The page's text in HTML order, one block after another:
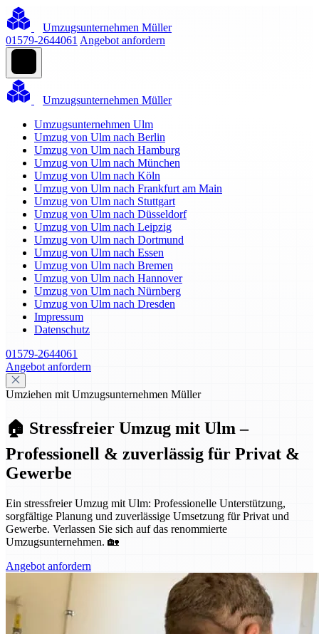
Umzugsunternehmen Müller
01579-2644061 Angebot anfordern
Umzugsunternehmen Müller
Umzugsunternehmen Ulm
Umzug von Ulm nach Berlin
Umzug von Ulm nach Hamburg
Umzug von Ulm nach München
Umzug von Ulm nach Köln
Umzug von Ulm nach Frankfurt am Main
Umzug von Ulm nach Stuttgart
Umzug von Ulm nach Düsseldorf
Umzug von Ulm nach Leipzig
Umzug von Ulm nach Dortmund
Umzug von Ulm nach Essen
Umzug von Ulm nach Bremen
Umzug von Ulm nach Hannover
Umzug von Ulm nach Nürnberg
Umzug von Ulm nach Dresden
Impressum
Datenschutz
01579-2644061
Angebot anfordern
Umziehen mit Umzugsunternehmen Müller
🏠 Stressfreier Umzug mit Ulm –
Professionell & zuverlässig für Privat &
Gewerbe
Ein stressfreier Umzug mit Ulm: Professionelle Unterstützung,
sorgfältige Planung und zuverlässige Umsetzung für Privat und
Gewerbe. Verlassen Sie sich auf das renommierte
Umzugsunternehmen. 🏡
Angebot anfordern